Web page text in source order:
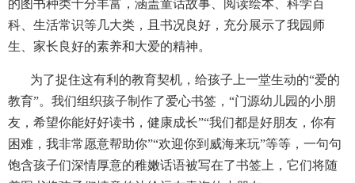
的图书种类十分丰富，涵盖童话故事、阅读绘本、科学百
科、生活常识等几大类，且书况良好，充分展示了我园师
生、家长良好的素养和大爱的精神。
为了捉住这有利的教育契机，给孩子上一堂生动的“爱的
教育”。我们组织孩子制作了爱心书签，“门源幼儿园的小朋
友，希望你能好好读书，健康成长”“我们都是好朋友，你有
困难，我非常愿意帮助你”“欢迎你到威海来玩”等等，一句句
饱含孩子们深情厚意的稚嫩话语被写在了书签上，它们将随